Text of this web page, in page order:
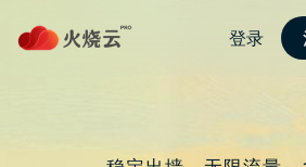
nordvpn 安卓
iPhone 与 Android